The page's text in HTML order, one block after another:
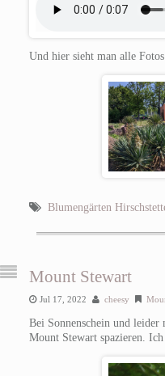
Und hier sieht man alle
Blumengärten
Mount Stewart
Jul 17, 2022 cheesy
Bei Sonnenschein und
Mount Stewart spazieren.